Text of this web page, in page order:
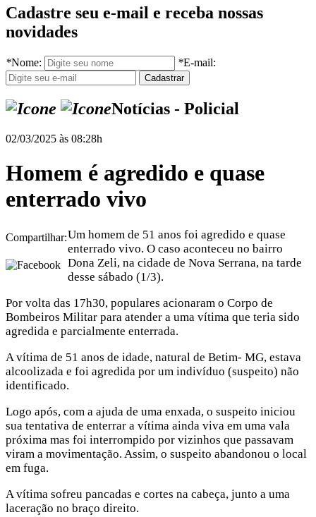
Cadastre seu e-mail e receba nossas
novidades
*Nome: *E-mail:
Notícias - Policial
02/03/2025 às 08:28h
Homem é agredido e quase
enterrado vivo
Compartilhar:Um homem de 51 anos foi agredido e quase
enterrado vivo. O caso aconteceu no bairro
Dona Zeli, na cidade de Nova Serrana, na tarde
desse sábado (1/3).
Por volta das 17h30, populares acionaram o Corpo de
Bombeiros Militar para atender a uma vítima que teria sido
agredida e parcialmente enterrada.
A vítima de 51 anos de idade, natural de Betim- MG, estava
alcoolizada e foi agredida por um indivíduo (suspeito) não
identificado.
Logo após, com a ajuda de uma enxada, o suspeito iniciou
sua tentativa de enterrar a vítima ainda viva em uma vala
próxima mas foi interrompido por vizinhos que passavam
viram a movimentação. Assim, o suspeito abandonou o local
em fuga.
A vítima sofreu pancadas e cortes na cabeça, junto a uma
laceração no braço direito.